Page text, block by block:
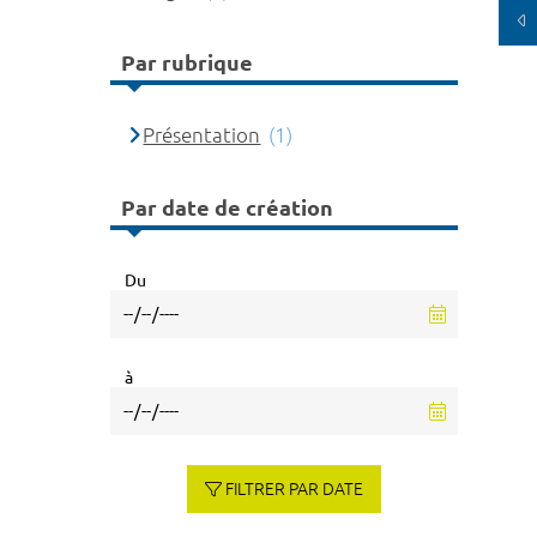
Par rubrique
Présentation (1)
Par date de création
Du
à
FILTRER PAR DATE